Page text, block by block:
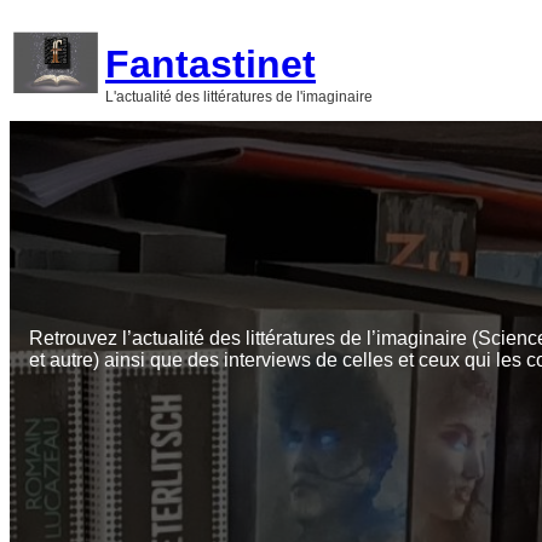
contenu
Fantastinet
L'actualité des littératures de l'imaginaire
Retrouvez l’actualité des littératures de l’imaginaire
et autre) ainsi que des interviews de celles et ceux qui les